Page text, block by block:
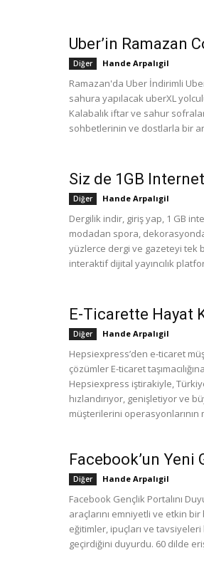
Uber’in Ramazan
Diğer Hande Arpalıgil
Ramazan'da Uber İndirimli
sahura yapılacak uberXL
Kalabalık iftar ve sahur
sohbetlerinin ve dostlarla bir
Siz de 1GB
Diğer Hande Arpalıgil
Dergilik indir, giriş yap, 1 GB
modadan spora,
yüzlerce dergi ve gazeteyi tek
interaktif dijital yayıncılık
E-Ticarette Hayat
Diğer Hande Arpalıgil
Hepsiexpress’den e-ticaret
çözümler E-ticaret
Hepsiexpress iştirakiyle,
hızlandırıyor, genişletiyor ve
müşterilerini operasyonlarının
Facebook’un Yeni
Diğer Hande Arpalıgil
Facebook Gençlik Portalını
araçlarını emniyetli ve etkin
eğitimler, ipuçları ve tavsiyeleri
geçirdiğini duyurdu. 60 dilde